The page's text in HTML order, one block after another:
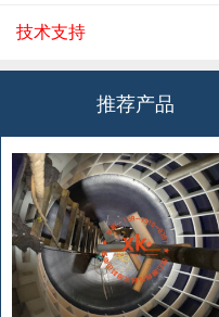
技术支持
推荐产品